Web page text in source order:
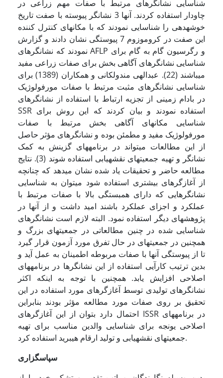
شناسایی نشانگرهای مرتبط با صفات مهم زراعی در
چاودار استفاده کردند. آنها 3 نشانگر پیوسته با صفت تاریخ
خوشه­دهی را شناسایی نمودند که با مکانهای کنترل کننده
این صفت در کروموزوم 7 پیوستگی نشان دادند و گزارش
نمودند که نشانگرهای AFLP و رگرسیون گام به گام برای
شناسایی نشانگرهای آگاهی بخش برای صفات زراعی مفید
می­باشند (22). عبدالهی مندولکانی و همکاران (1389) برای
شناسایی نشانگرهای مثبت مرتبط با صفات مورفولوژیک
در بادام زمینی از تجزیه ارتباط با استفاده از نشانگرهای
SSR استفاده نمودند و بیان کردند که این روش برای
شناسایی مکانهای آگاهی بخش مرتبط با صفات
مورفولوژیک مفید و مطمئن بوده و نشانگرهای مؤثر حاصل
از این مطالعات می­تواند در برنامه­های گزینش به کمک
نشانگر و تهیه جمعیتهای نقشه­یابی استفاده شوند (3). نتایج
مطالعه حاضر و تحقیقات یاد شده نشان می­دهد که چنانچه
از آغازگرهای بیشتری استفاده شود می­توان به شناسایی
نشانگرهایی که دارای همبستگی بالا با صفات مرتبط با
عملکرد و اجزای عملکرد باشند امید داشت و از آنها در
پژوهشهای دیگر استفاده نمود. البته لازم است نشانگرهای
شناسایی شده در چنین مطالعاتی در جمعیتهای بزرگ و
همچنین در جمعیتهای در حال تفرق مورد آزمون قرار گیرد
تا از پیوستگی آنها با صفات مربوطه اطمینان به عمل آید و
بدین ترتیب کارآیی استفاده از این نشانگرها در برنامه­های
اصلاحی افزایش یابد. همچنین با توجه به اینکه اکثر
نشانگرهای تولیدی توسط آغازگرهای مورد استفاده در این
تحقیق بر روی صفات مورد مطالعه مؤثر بودند بنابراین
احتمال دارد بتوان از این آغازگرهای ISSR در برنامه­های
اصلاحی یونجه برای شناسایی والدین مناسب برای تهیه
جمعیتهای نقشه­یابی و تولید ارقام هیبرید استفاده کرد.
سپاسگزاری